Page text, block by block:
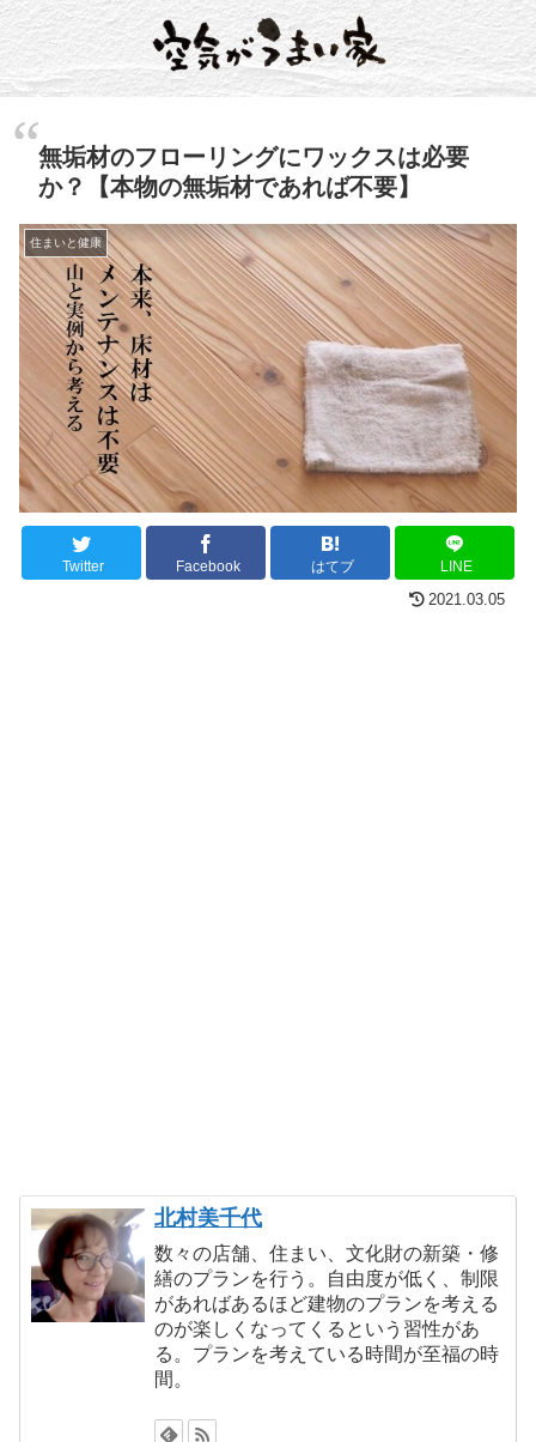
無垢材のフローリングにワックスは必要
か？【本物の無垢材であれば不要】
住まいと健康
Twitter Facebook はてブ LINE
2021.03.05
北村美千代
数々の店舗、住まい、文化財の新築・修
繕のプランを行う。自由度が低く、制限
があればあるほど建物のプランを考える
のが楽しくなってくるという習性があ
る。プランを考えている時間が至福の時
間。